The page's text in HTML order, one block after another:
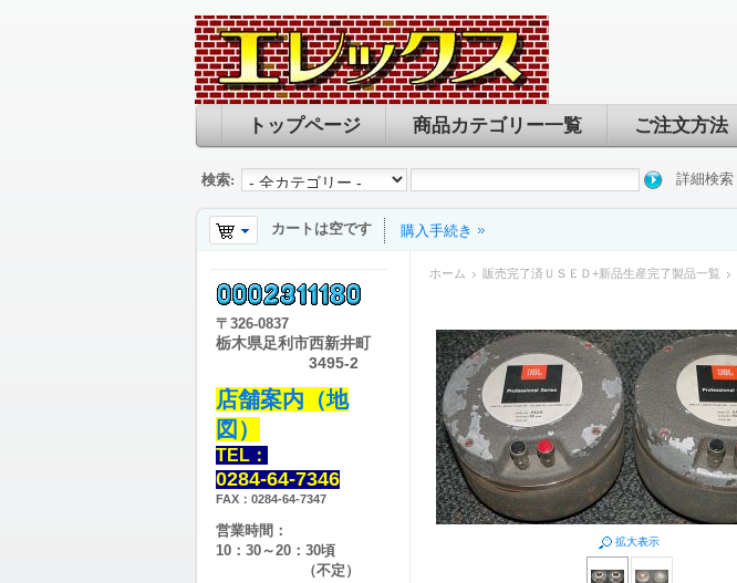
トップページ 商品カテゴリー一覧 ご注文方法
検索: 詳細検索
カートは空です 購入手続き
ホーム 販売完了済ＵＳＥＤ+新品生産完了製品一覧
拡大表示
〒 326-0837
栃木県足利市西新井町
3495-2
店舗案内（地
図）
TEL：
0284-64-7346
FAX：0284-64-7347
営業時間：
10：30～20：30頃
（不定）